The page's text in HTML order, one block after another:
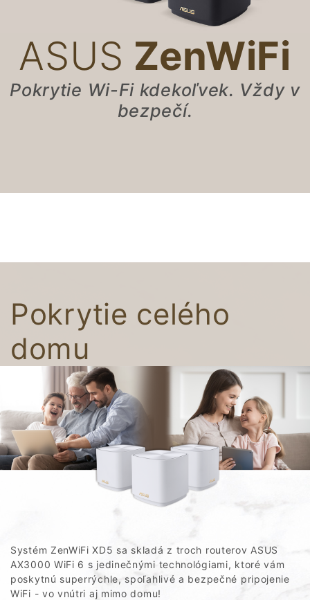
ASUS ZenWiFi
Pokrytie Wi-Fi kdekoľvek. Vždy v
bezpečí.
Pokrytie celého
domu
Systém ZenWiFi XD5 sa skladá z troch routerov ASUS
AX3000 WiFi 6 s jedinečnými technológiami, ktoré vám
poskytnú superrýchle, spoľahlivé a bezpečné pripojenie
WiFi - vo vnútri aj mimo domu!